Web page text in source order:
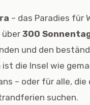
– das Paradies für
über 300
und den
ist die Insel wie
– oder für alle, die
suchen.